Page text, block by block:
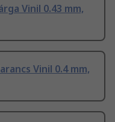
Vinil 0.43 mm,
Vinil 0.4 mm,